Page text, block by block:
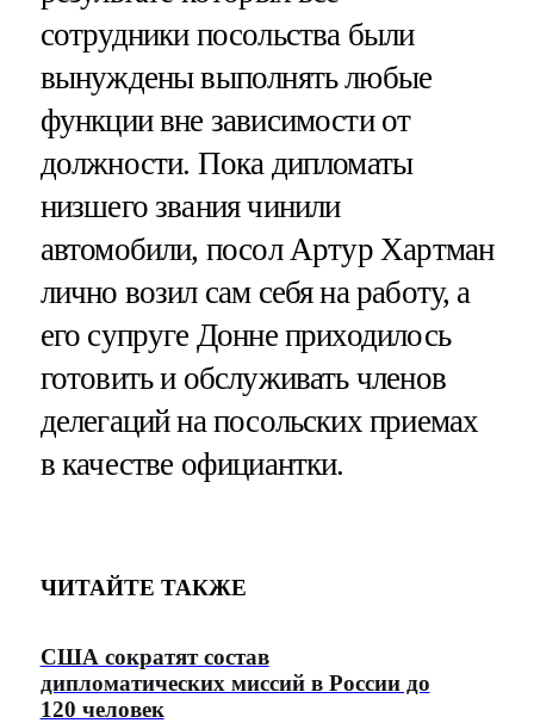
сотрудники посольства были
вынуждены выполнять любые
функции вне зависимости от
должности. Пока дипломаты
низшего звания чинили
автомобили, посол Артур Хартман
лично возил сам себя на работу, а
его супруге Донне приходилось
готовить и обслуживать членов
делегаций на посольских приемах
в качестве официантки.
ЧИТАЙТЕ ТАКЖЕ
США сократят состав
дипломатических миссий в России до
120 человек